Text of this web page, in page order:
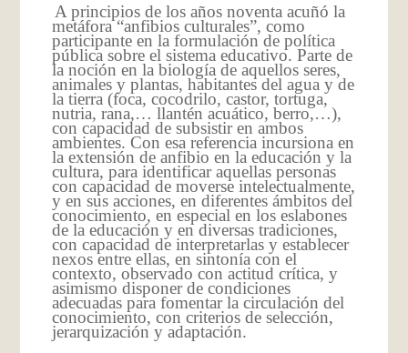
A principios de los años noventa acuñó la
metáfora “anfibios culturales”, como
participante en la formulación de política
pública sobre el sistema educativo. Parte de
la noción en la biología de aquellos seres,
animales y plantas, habitantes del agua y de
la tierra (foca, cocodrilo, castor, tortuga,
nutria, rana,… llantén acuático, berro,…),
con capacidad de subsistir en ambos
ambientes. Con esa referencia incursiona en
la extensión de anfibio en la educación y la
cultura, para identificar aquellas personas
con capacidad de moverse intelectualmente,
y en sus acciones, en diferentes ámbitos del
conocimiento, en especial en los eslabones
de la educación y en diversas tradiciones,
con capacidad de interpretarlas y establecer
nexos entre ellas, en sintonía con el
contexto, observado con actitud crítica, y
asimismo disponer de condiciones
adecuadas para fomentar la circulación del
conocimiento, con criterios de selección,
jerarquización y adaptación.